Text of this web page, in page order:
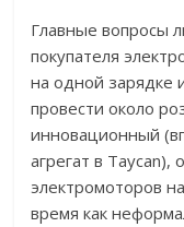
Главные вопросы
покупателя
на одной зарядке
провести около
инновационный
агрегат в
электромоторов
время как